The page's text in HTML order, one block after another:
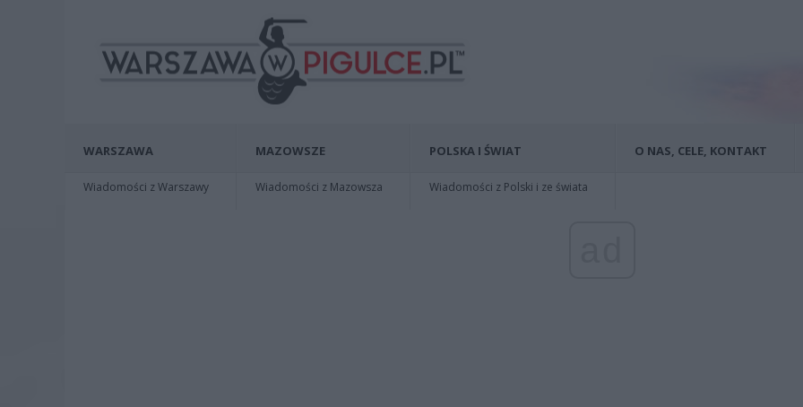
WARSZAWA
Wiadomości z Warszawy
MAZOWSZE
Wiadomości z Mazowsza
POLSKA I ŚWIAT
Wiadomości z Polski i ze świata
O NAS, CELE, KONTAKT